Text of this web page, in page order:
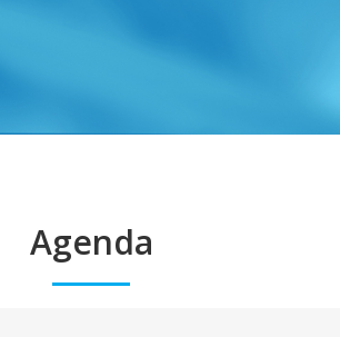
Agenda